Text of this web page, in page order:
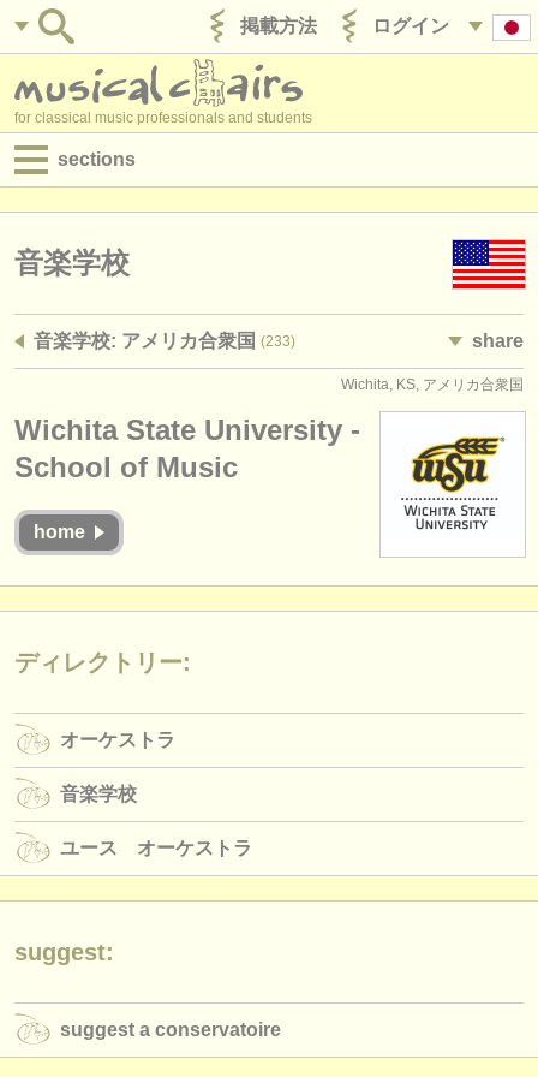
ログイン
掲載方法
for classical music professionals and students
sections
求人情報 (演奏関係の職)
求人情報 (管理者関連の職)
講習会
コンクール
盗まれた楽器
ディレクトリー:
音楽学校
ユース オーケストラ
musicalchairs:
お問い合わせ
クラシック音楽ニュース
音楽学校
音楽学校: アメリカ合衆国 (233) share
Wichita, KS, アメリカ合衆国
Wichita State University -
School of Music
home
ディレクトリー:
オーケストラ
音楽学校
ユース オーケストラ
suggest:
suggest a conservatoire